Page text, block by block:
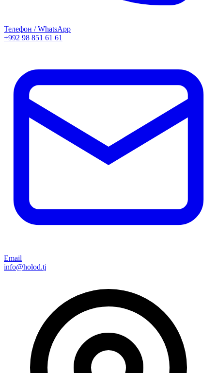
Телефон / WhatsApp
+992 98 851 61 61
Email
info@holod.tj